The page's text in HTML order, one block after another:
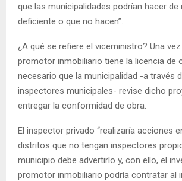
que las municipalidades podrían hacer de
deficiente o que no hacen”.
¿A qué se refiere el viceministro? Una
promotor inmobiliario tiene la licencia de
necesario que la municipalidad -a través
inspectores municipales- revise dicho
entregar la conformidad de obra.
El inspector privado “realizaría acciones
distritos que no tengan inspectores
municipio debe advertirlo y, con ello, el
promotor inmobiliario podría contratar al